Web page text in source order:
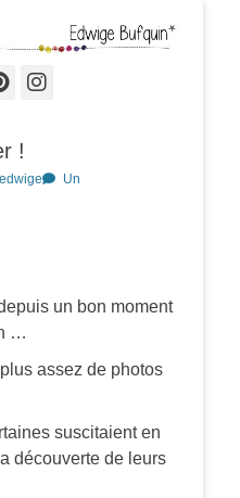
Edwige Bufquin
Pinterest
Instagram
!
edwige
Un
un bon moment
…
assez de photos
suscitaient en
découverte de leurs